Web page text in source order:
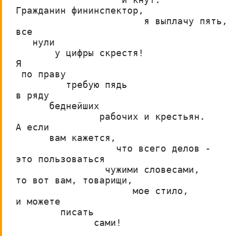
Гражданин фининспектор,
                       я выплачу пять,
все
   нули
       у цифры скрестя!
Я
по праву
         требую пядь
в ряду
      беднейших
               рабочих и крестьян.
А если
      вам кажется,
                  что всего делов -
это пользоваться
                чужими словесами,
то вот вам, товарищи,
                     мое стило,
и можете
        писать
              сами!